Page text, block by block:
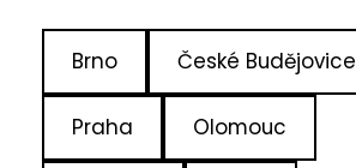
Brno České Budějovice
Praha Olomouc